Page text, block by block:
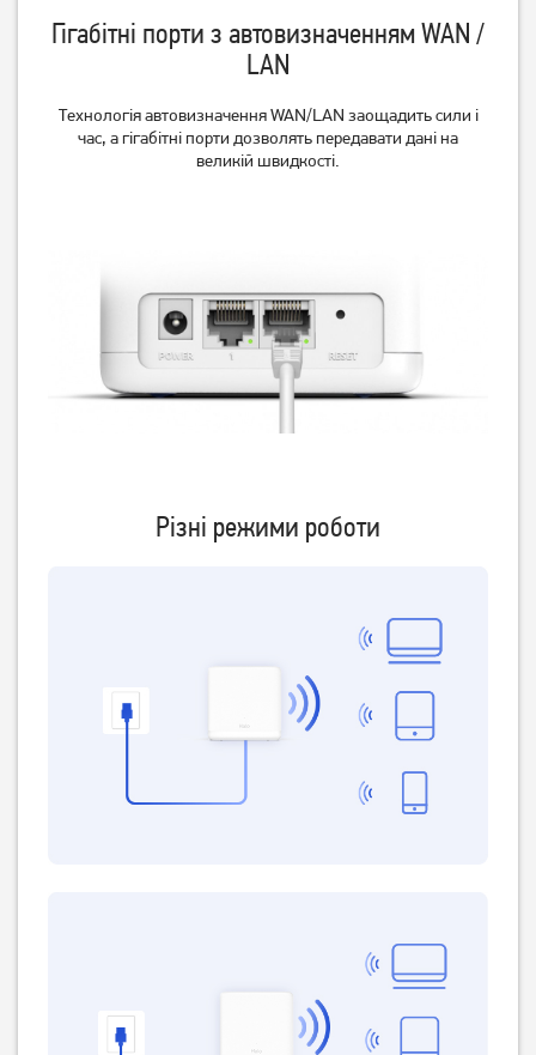
Гігабітні порти з автовизначенням WAN /
LAN
Технологія автовизначення WAN/LAN заощадить сили і
час, а гігабітні порти дозволять передавати дані на
великій швидкості.
Різні режими роботи